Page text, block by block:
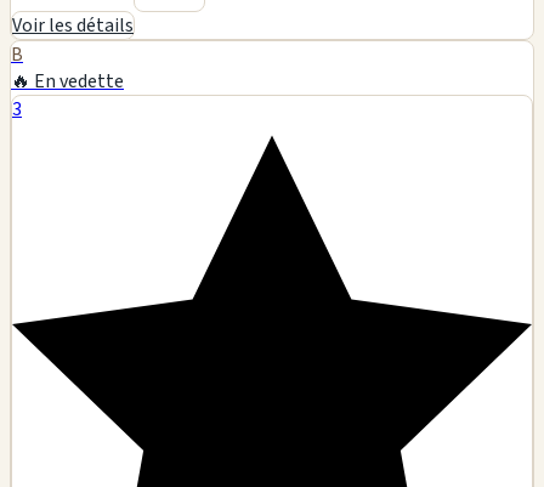
Voir les détails
B
🔥 En vedette
3